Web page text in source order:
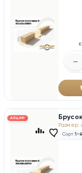
–
АКЦИЯ!
Размер:
Сорт:1-й